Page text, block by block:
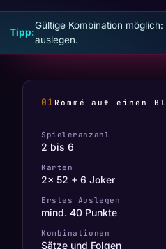
Tipp:
Gültige Kombination
auslegen.
Rommé auf einen
Spieleranzahl
2 bis 6
Karten
2× 52 + 6 Joker
Erstes Auslegen
mind. 40 Punkte
Kombinationen
Sätze und Folgen